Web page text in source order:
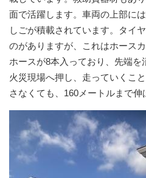
面で活躍します。車両の上部に
しごが積載されています。タイ
のがありますが、これはホース
ホースが8本入っており、先端
火災現場へ押し、走っていくこ
さなくても、160メートルまで伸